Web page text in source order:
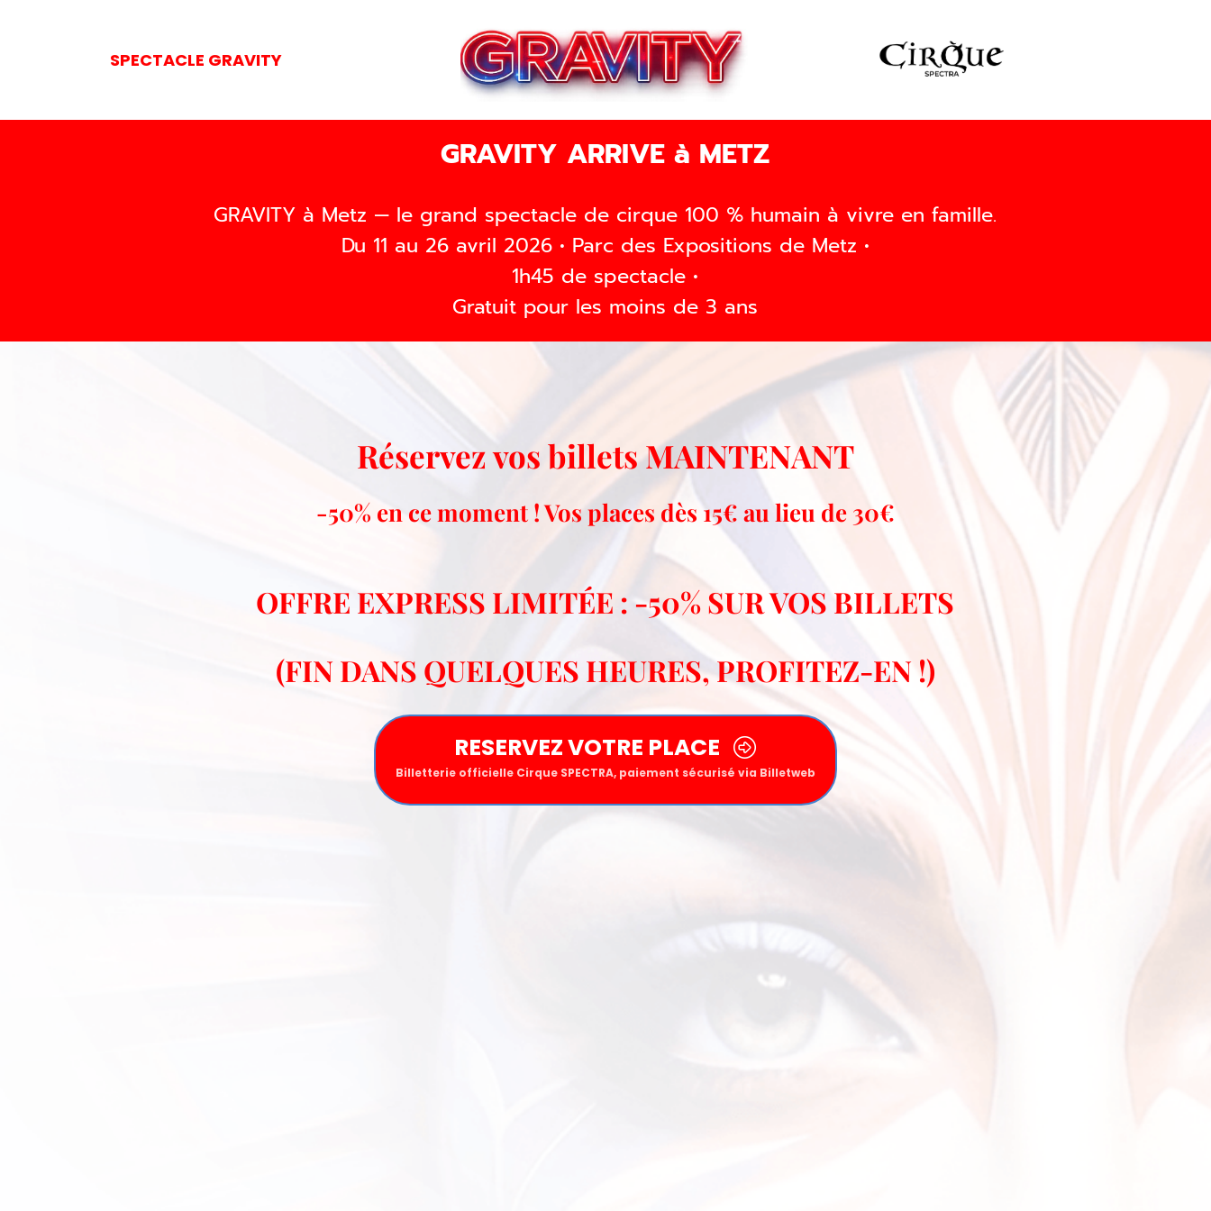
SPECTACLE GRAVITY
GRAVITY ARRIVE à METZ
GRAVITY à Metz — le grand spectacle de cirque 100 % humain à vivre en famille.
Du 11 au 26 avril 2026 • Parc des Expositions de Metz •
1h45 de spectacle •
Gratuit pour les moins de 3 ans
Réservez vos billets MAINTENANT
-50% en ce moment ! Vos places dès 15€ au lieu de 30€
OFFRE EXPRESS LIMITÉE : -50% SUR VOS BILLETS
(FIN DANS QUELQUES HEURES, PROFITEZ-EN !)
RESERVEZ VOTRE PLACE
Billetterie officielle Cirque SPECTRA, paiement sécurisé via Billetweb